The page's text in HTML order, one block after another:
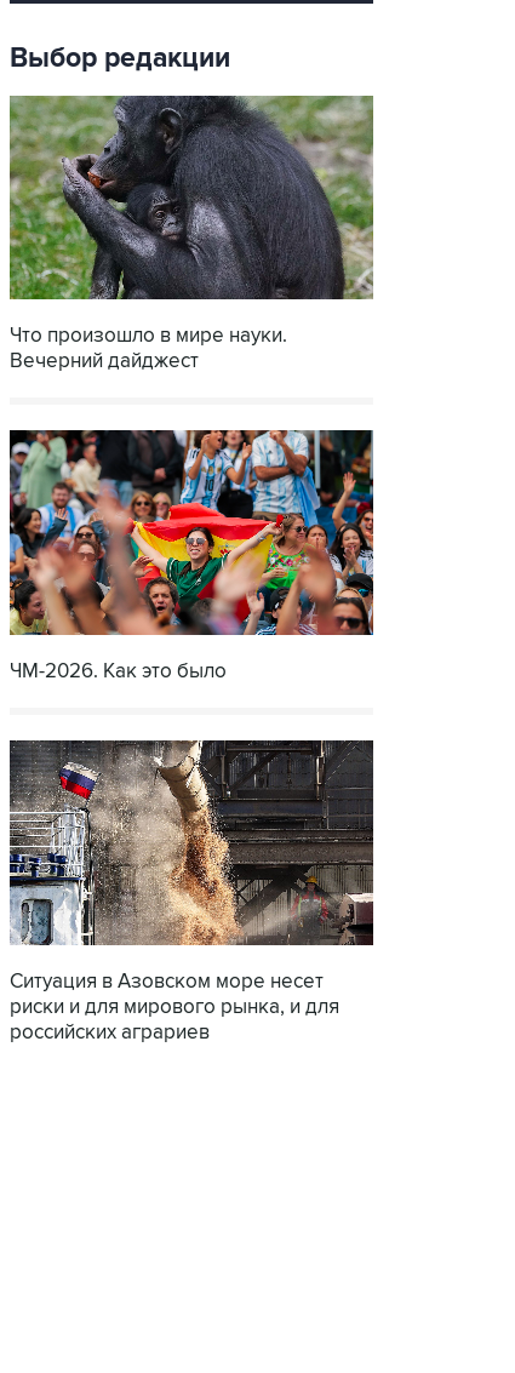
Выбор редакции
Что произошло в мире науки.
Вечерний дайджест
ЧМ-2026. Как это было
Ситуация в Азовском море несет
риски и для мирового рынка, и для
российских аграриев